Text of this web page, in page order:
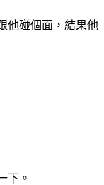
他碰個面，結果他
下。